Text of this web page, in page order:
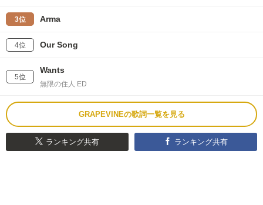
3位 Arma
4位 Our Song
5位
Wants
無限の住人 ED
GRAPEVINEの歌詞一覧を見る
ランキング共有 ランキング共有